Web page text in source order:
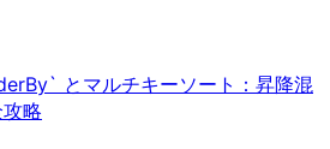
とマルチキーソート：昇降混
略